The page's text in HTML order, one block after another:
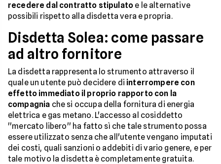
recedere dal contratto stipulato e le alternative
possibili rispetto alla disdetta vera e propria.
Disdetta Solea: come passare
ad altro fornitore
La disdetta rappresenta lo strumento attraverso il
quale un utente può decidere di interrompere con
effetto immediato il proprio rapporto con la
compagnia che si occupa della fornitura di energia
elettrica e gas metano. L'accesso al cosiddetto
''mercato libero'' ha fatto sì che tale strumento possa
essere utilizzato senza che all'utente vengano imputati
dei costi, quali sanzioni o addebiti di vario genere, e per
tale motivo la disdetta è completamente gratuita.